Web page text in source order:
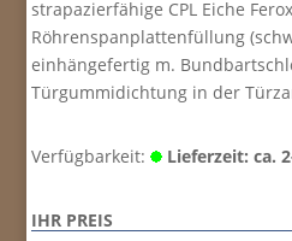
strapazierfähige CPL Eiche
Röhrenspanplattenfüllung
einhängefertig m.
Türgummidichtung in der
Verfügbarkeit: Lieferzeit: ca.
IHR PREIS